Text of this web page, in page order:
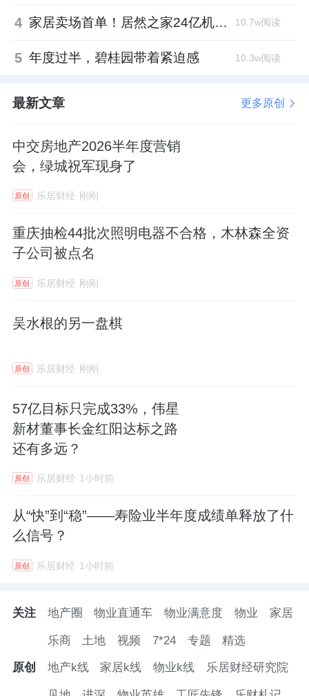
4 家居卖场首单！居然之家24亿机构间REITs获深交所无异议函 10.7w阅读
5 年度过半，碧桂园带着紧迫感 10.3w阅读
最新文章 更多原创
中交房地产2026半年度营销
会，绿城祝军现身了
原创 乐居财经 刚刚
重庆抽检44批次照明电器不合格，木林森全资
子公司被点名
原创 乐居财经 刚刚
吴水根的另一盘棋
原创 乐居财经 刚刚
57亿目标只完成33%，伟星
新材董事长金红阳达标之路
还有多远？
原创 乐居财经 1小时前
从“快”到“稳”——寿险业半年度成绩单释放了什
么信号？
原创 乐居财经 1小时前
关注 地产圈 物业直通车 物业满意度 物业 家居
乐商 土地 视频 7*24 专题 精选
原创 地产k线 家居k线 物业k线 乐居财经研究院